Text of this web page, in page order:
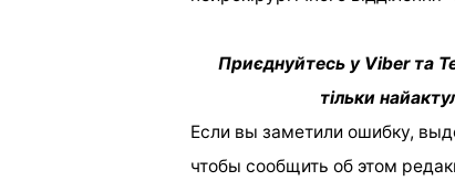
Приєднуйтесь у Viber та
тільки
Если вы заметили ошибку,
чтобы сообщить об этом